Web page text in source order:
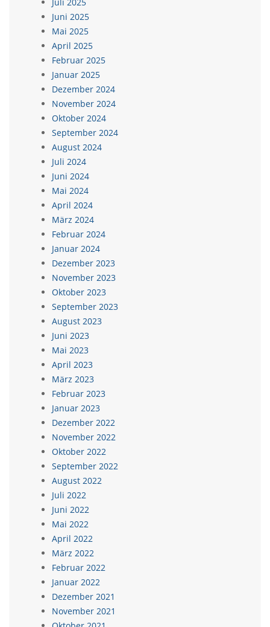
Juni 2025
Mai 2025
April 2025
Februar 2025
Januar 2025
Dezember 2024
November 2024
Oktober 2024
September 2024
August 2024
Juli 2024
Juni 2024
Mai 2024
April 2024
März 2024
Februar 2024
Januar 2024
Dezember 2023
November 2023
Oktober 2023
September 2023
August 2023
Juni 2023
Mai 2023
April 2023
März 2023
Februar 2023
Januar 2023
Dezember 2022
November 2022
Oktober 2022
September 2022
August 2022
Juli 2022
Juni 2022
Mai 2022
April 2022
März 2022
Februar 2022
Januar 2022
Dezember 2021
November 2021